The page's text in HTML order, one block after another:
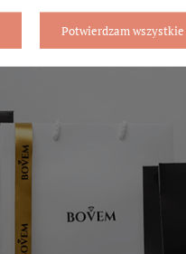
Potwierdzam wszystkie